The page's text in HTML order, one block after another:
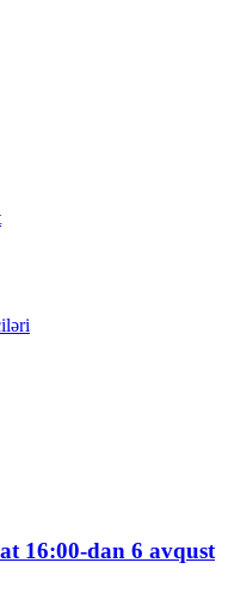
16:00-dan 6 avqust